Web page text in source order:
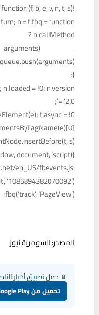
!function (f, b, e, v, n, t, s) {
n = f.fbq = function () {
n.callMethod ?
arguments) :
};
= !0; n.version
= ‘2.0’;
t.async = !0;
s)
}(window, document, ‘script’,
‘https://connect.facebook.net/en_US/fbevents.js’);
‘1085894382070092’);
fbq(‘track’, ‘PageView’);
المصدر: السومرية نيوز
📱 حمل تطبيق أخبار
تحميل من Google Play